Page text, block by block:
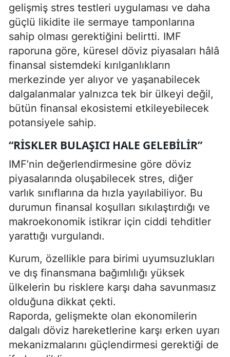
gelişmiş stres testleri uygulaması ve daha
güçlü likidite ile sermaye tamponlarına
sahip olması gerektiğini belirtti. IMF
raporuna göre, küresel döviz piyasaları hâlâ
finansal sistemdeki kırılganlıkların
merkezinde yer alıyor ve yaşanabilecek
dalgalanmalar yalnızca tek bir ülkeyi değil,
bütün finansal ekosistemi etkileyebilecek
potansiyele sahip.
“RISKLER BULAŞICI HALE GELEBILIR”
IMF’nin değerlendirmesine göre döviz
piyasalarında oluşabilecek stres, diğer
varlık sınıflarına da hızla yayılabiliyor. Bu
durumun finansal koşulları sıkılaştırdığı ve
makroekonomik istikrar için ciddi tehditler
yarattığı vurgulandı.
Kurum, özellikle para birimi uyumsuzlukları
ve dış finansmana bağımlılığı yüksek
ülkelerin bu risklere karşı daha savunmasız
olduğuna dikkat çekti.
Raporda, gelişmekte olan ekonomilerin
dalgalı döviz hareketlerine karşı erken uyarı
mekanizmalarını güçlendirmesi gerektiği de